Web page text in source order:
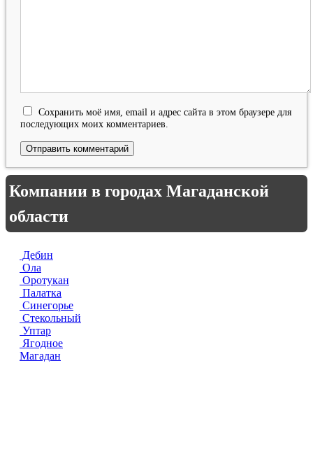
Сохранить моё имя, email и адрес сайта в этом браузере для
последующих моих комментариев.
Компании в городах Магаданской
области
Дебин
Ола
Оротукан
Палатка
Синегорье
Стекольный
Уптар
Ягодное
Магадан